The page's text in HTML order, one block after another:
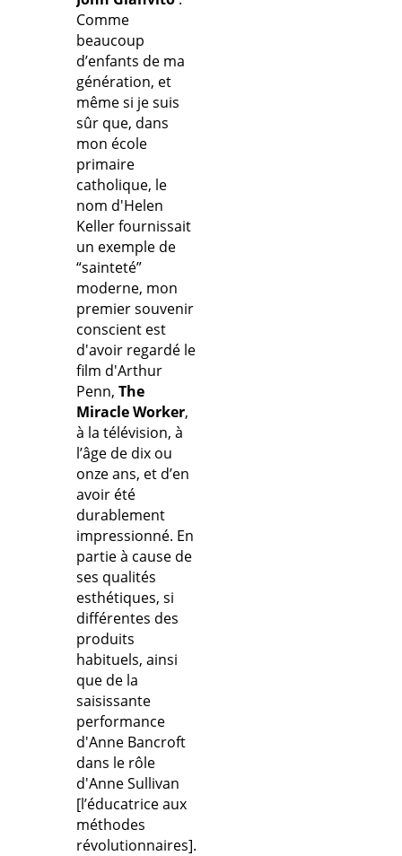
Comme
beaucoup
d’enfants de ma
génération, et
même si je suis
sûr que, dans
mon école
primaire
catholique, le
nom d'Helen
Keller fournissait
un exemple de
“sainteté”
moderne, mon
premier souvenir
conscient est
d'avoir regardé le
film d'Arthur
Penn, The
Miracle Worker,
à la télévision, à
l’âge de dix ou
onze ans, et d’en
avoir été
durablement
impressionné. En
partie à cause de
ses qualités
esthétiques, si
différentes des
produits
habituels, ainsi
que de la
saisissante
performance
d'Anne Bancroft
dans le rôle
d'Anne Sullivan
[l’éducatrice aux
méthodes
révolutionnaires].